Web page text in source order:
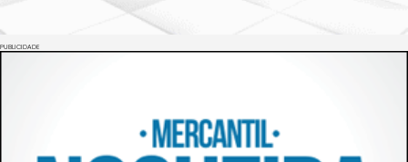
PUBLICIDADE